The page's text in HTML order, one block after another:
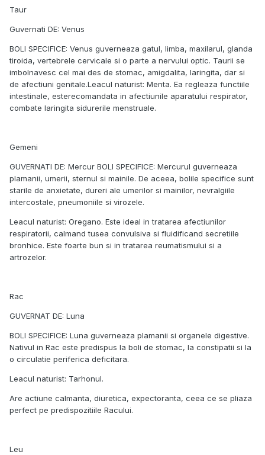
Taur
Guvernati DE: Venus
BOLI SPECIFICE: Venus guverneaza gatul, limba, maxilarul, glanda
tiroida, vertebrele cervicale si o parte a nervului optic. Taurii se
imbolnavesc cel mai des de stomac, amigdalita, laringita, dar si
de afectiuni genitale.Leacul naturist: Menta. Ea regleaza functiile
intestinale, esterecomandata in afectiunile aparatului respirator,
combate laringita sidurerile menstruale.
Gemeni
GUVERNATI DE: Mercur BOLI SPECIFICE: Mercurul guverneaza
plamanii, umerii, sternul si mainile. De aceea, bolile specifice sunt
starile de anxietate, dureri ale umerilor si mainilor, nevralgiile
intercostale, pneumoniile si virozele.
Leacul naturist: Oregano. Este ideal in tratarea afectiunilor
respiratorii, calmand tusea convulsiva si fluidificand secretiile
bronhice. Este foarte bun si in tratarea reumatismului si a
artrozelor.
Rac
GUVERNAT DE: Luna
BOLI SPECIFICE: Luna guverneaza plamanii si organele digestive.
Nativul in Rac este predispus la boli de stomac, la constipatii si la
o circulatie periferica deficitara.
Leacul naturist: Tarhonul.
Are actiune calmanta, diuretica, expectoranta, ceea ce se pliaza
perfect pe predispozitiile Racului.
Leu